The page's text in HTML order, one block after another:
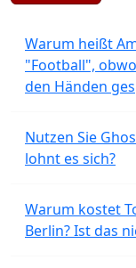
Warum heißt
"Football",
den Händen
Nutzen Sie
lohnt es sich?
Warum kostet
Berlin? Ist das